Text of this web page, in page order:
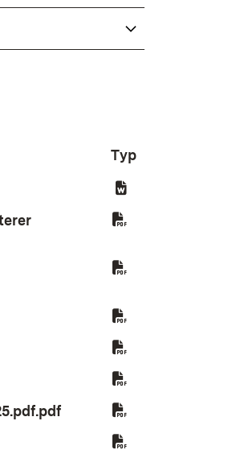
Typ
in neuem Fenster)
(Öffnet in neuem Fenster)
neuem Fenster)